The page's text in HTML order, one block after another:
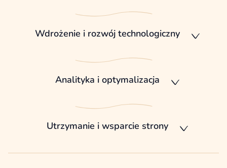
Wdrożenie i rozwój technologiczny
Analityka i optymalizacja
Utrzymanie i wsparcie strony